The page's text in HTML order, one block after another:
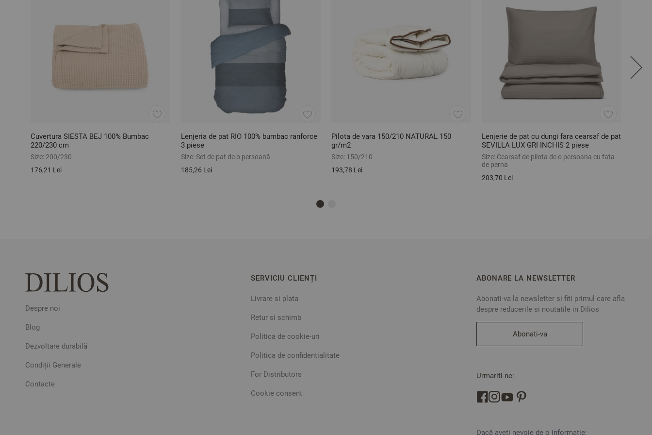
Cuvertura SIESTA BEJ 100% Bumbac
220/230 cm
Size: 200/230
176,21 Lei
Lenjeria de pat RIO 100% bumbac ranforce
3 piese
Size:Set de pat de o persoană
185,26 Lei
Pilota de vara 150/210 NATURAL 150
gr/m2
Size: 150/210
193,78 Lei
Lenjerie de pat cu dungi fara cearsaf de pat
SEVILLA LUX GRI INCHIS 2 piese
Size: Cearsaf de pilota de o persoana cu fata
de perna
203,70 Lei
Despre noi
Blog
Dezvoltare durabilă
Condiții Generale
Contacte
SERVICIU CLIENȚI
Livrare si plata
Retur si schimb
Politica de cookie-uri
Politica de confidentialitate
For Distributors
Cookie consent
ABONARE LA NEWSLETTER
Abonati-va la newsletter si fiti primul care afla
despre reducerile si noutatile in Dilios
Abonati-va
Urmariti-ne:
Dacă aveți nevoie de o informație: